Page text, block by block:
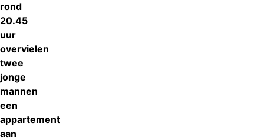
rond
20.45
uur
overvielen
twee
jonge
mannen
een
appartement
aan